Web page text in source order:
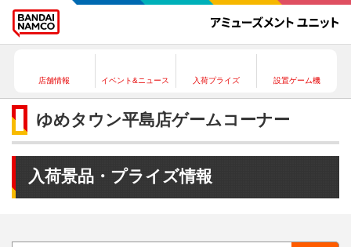
店舗情報 イベント&ニュース 入荷プライズ 設置ゲーム機
ゆめタウン平島店ゲームコーナー
入荷景品・プライズ情報